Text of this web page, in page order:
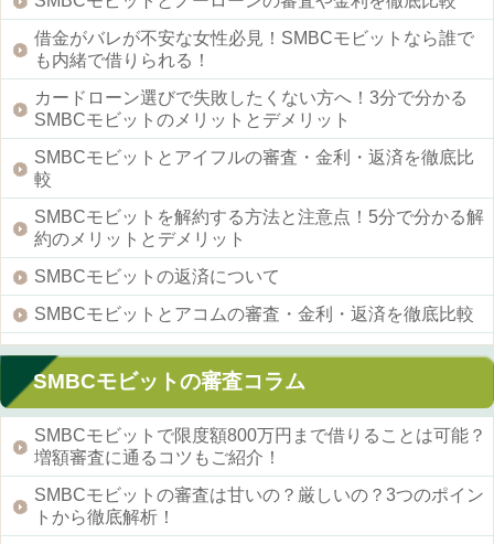
借金がバレが不安な女性必見！SMBCモビットなら誰で
も内緒で借りられる！
カードローン選びで失敗したくない方へ！3分で分かる
SMBCモビットのメリットとデメリット
SMBCモビットとアイフルの審査・金利・返済を徹底比
較
SMBCモビットを解約する方法と注意点！5分で分かる解
約のメリットとデメリット
SMBCモビットの返済について
SMBCモビットとアコムの審査・金利・返済を徹底比較
SMBCモビットの審査コラム
SMBCモビットで限度額800万円まで借りることは可能？
増額審査に通るコツもご紹介！
SMBCモビットの審査は甘いの？厳しいの？3つのポイン
トから徹底解析！